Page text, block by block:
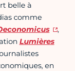
belle à
comme
,
Lumières
en